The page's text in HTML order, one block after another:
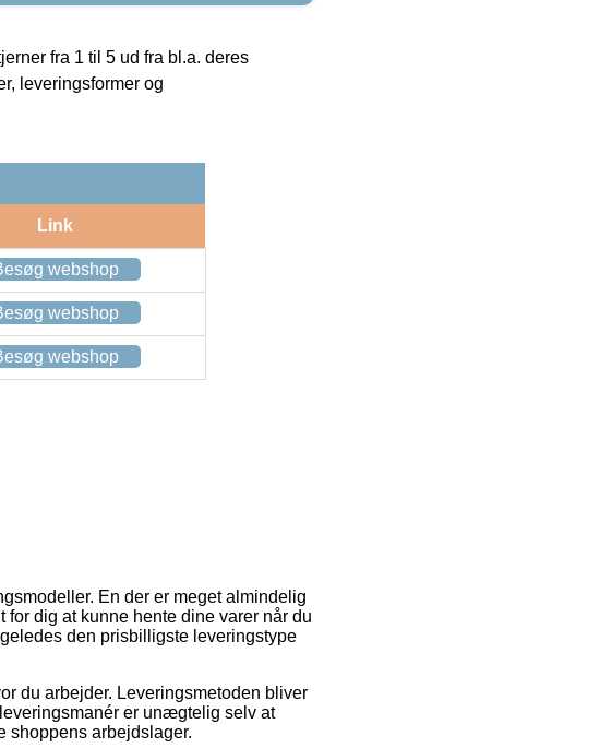
fra 1 til 5 ud fra bl.a. deres
leveringsformer og
Link
webshop
webshop
webshop
En der er meget almindelig
dig at kunne hente dine varer når du
den prisbilligste leveringstype
du arbejder. Leveringsmetoden bliver
er unægtelig selv at
shoppens arbejdslager.